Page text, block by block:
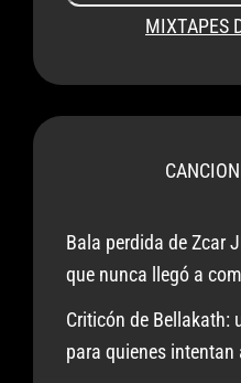
MIXTAPES
Bala perdida de Zcar
que nunca llegó a
Criticón de Bellakath:
para quienes